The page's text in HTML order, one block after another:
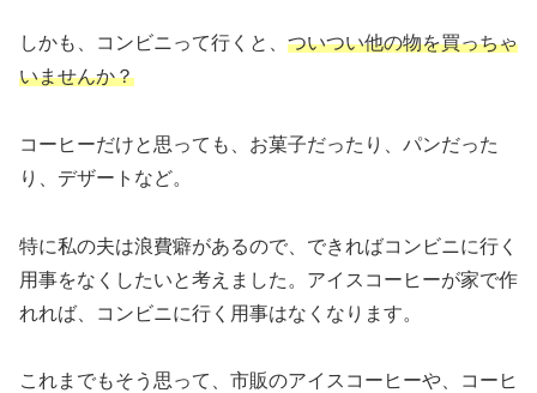
しかも、コンビニって行くと、 ついつい他の物を買っちゃ
いませんか？
コーヒーだけと思っても、お菓子だったり、パンだった
り、デザートなど。
特に私の夫は浪費癖があるので、できればコンビニに行く
用事をなくしたいと考えました。アイスコーヒーが家で作
れれば、コンビニに行く用事はなくなります。
これまでもそう思って、市販のアイスコーヒーや、コーヒ